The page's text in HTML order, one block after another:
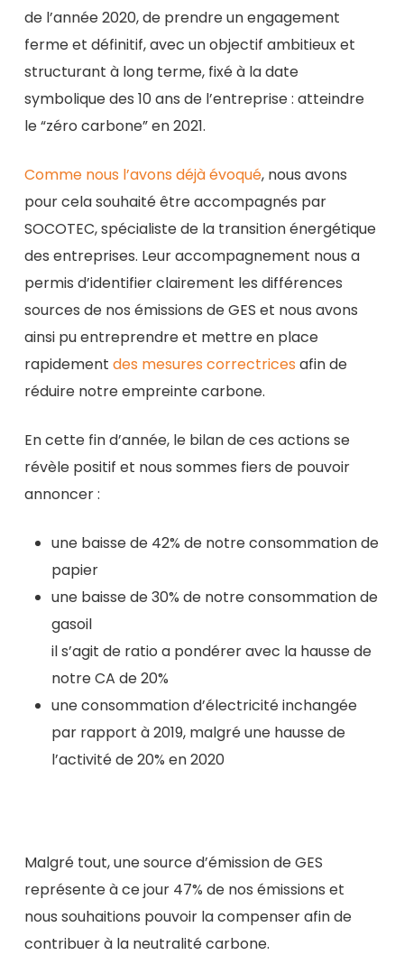
de l’année 2020, de prendre un engagement
ferme et définitif, avec un objectif ambitieux et
structurant à long terme, fixé à la date
symbolique des 10 ans de l’entreprise : atteindre
le “zéro carbone” en 2021.
Comme nous l’avons déjà évoqué, nous avons
pour cela souhaité être accompagnés par
SOCOTEC, spécialiste de la transition énergétique
des entreprises. Leur accompagnement nous a
permis d’identifier clairement les différences
sources de nos émissions de GES et nous avons
ainsi pu entreprendre et mettre en place
rapidement des mesures correctrices afin de
réduire notre empreinte carbone.
En cette fin d’année, le bilan de ces actions se
révèle positif et nous sommes fiers de pouvoir
annoncer :
une baisse de 42% de notre consommation de
papier
une baisse de 30% de notre consommation de
gasoil
il s’agit de ratio a pondérer avec la hausse de
notre CA de 20%
une consommation d’électricité inchangée
par rapport à 2019, malgré une hausse de
l’activité de 20% en 2020
Malgré tout, une source d’émission de GES
représente à ce jour 47% de nos émissions et
nous souhaitions pouvoir la compenser afin de
contribuer à la neutralité carbone.